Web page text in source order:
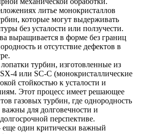
литье монокристаллов
которые могут выдерживать
без усталости или ползучести.
выращивается в форме без границ
и отсутствие дефектов в
турбин, изготовленные из
4 или SC-C (монокристаллические
стойкостью к усталости и
Этот процесс имеет решающее
газовых турбин, где однородность
для долговечности и
перспективе.
один критически важный